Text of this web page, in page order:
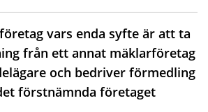
vars enda syfte är att ta
från ett annat mäklarföretag
och bedriver förmedling
förstnämnda företaget